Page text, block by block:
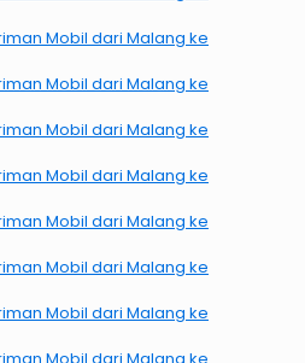
Mobil dari Malang ke
Mobil dari Malang ke
Mobil dari Malang ke
Mobil dari Malang ke
Mobil dari Malang ke
Mobil dari Malang ke
Mobil dari Malang ke